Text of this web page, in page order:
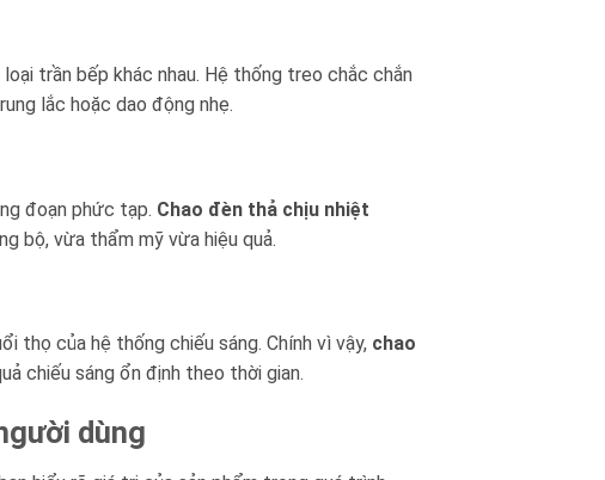
trần bếp khác nhau. Hệ thống treo chắc chắn
lắc hoặc dao động nhẹ.
đoạn phức tạp. Chao đèn thả chịu nhiệt
bộ, vừa thẩm mỹ vừa hiệu quả.
thọ của hệ thống chiếu sáng. Chính vì vậy, chao
chiếu sáng ổn định theo thời gian.
dùng